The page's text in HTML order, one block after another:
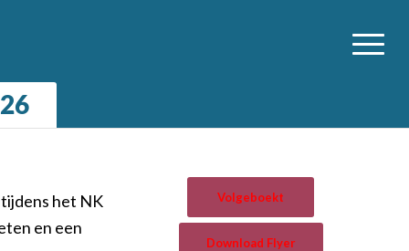
het NK
en een
Volgeboekt
Download Flyer